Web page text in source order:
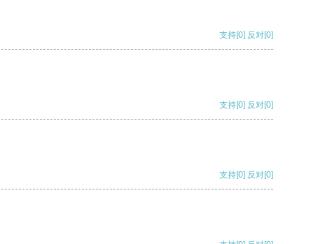
支持[0] 反对[0]
支持[0] 反对[0]
支持[0] 反对[0]